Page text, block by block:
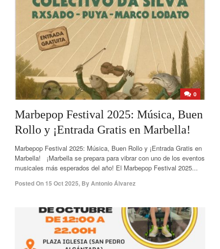
0
Marbepop Festival 2025: Música, Buen
Rollo y ¡Entrada Gratis en Marbella!
Marbepop Festival 2025: Música, Buen Rollo y ¡Entrada Gratis en
Marbella! ¡Marbella se prepara para vibrar con uno de los eventos
musicales más esperados del año! El Marbepop Festival 2025...
Posted On 15 Oct 2025, ByAntonio Álvarez